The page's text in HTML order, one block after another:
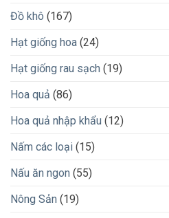
Đồ khô (167)
Hạt giống hoa (24)
Hạt giống rau sạch (19)
Hoa quả (86)
Hoa quả nhập khẩu (12)
Nấm các loại (15)
Nấu ăn ngon (55)
Nông Sản (19)